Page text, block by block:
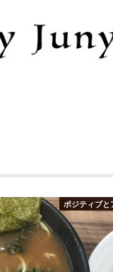
ポジティブと